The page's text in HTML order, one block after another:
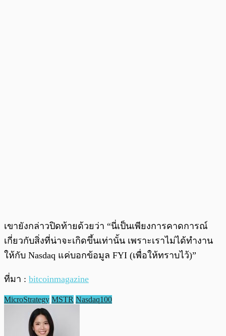
เขายังกล่าวปิดท้ายด้วยว่า “นี่เป็นเพียงการคาดการณ์
เกี่ยวกับสิ่งที่น่าจะเกิดขึ้นเท่านั้น เพราะเราไม่ได้ทำงาน
ให้กับ Nasdaq แค่บอกข้อมูล FYI (เพื่อให้ทราบไว้)”
ที่มา : bitcoinmagazine
MicroStrategy MSTR Nasdaq100